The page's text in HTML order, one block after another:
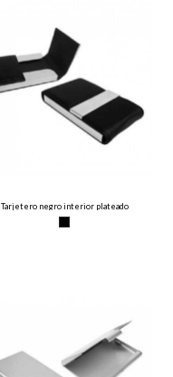
Tarjetero negro interior plateado